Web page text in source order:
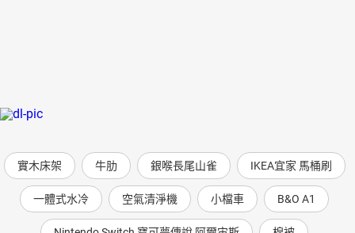
實木床架 牛肋 銀喉長尾山雀 IKEA宜家 馬桶刷
一體式水冷 空氣清淨機 小檔車 B&O A1